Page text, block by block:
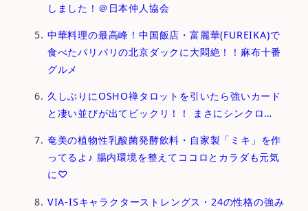
しました！＠日本仲人協会
中華料理の最高峰！中国飯店・富麗華(FUREIKA)で
食べたパリパリの北京ダックに大悶絶！！麻布十番
グルメ
久しぶりにOSHO禅タロットを引いたら強いカード
と凄い並びが出てビックリ！！ まさにシンクロ…
奄美の植物性乳酸菌発酵飲料・自家製「ミキ」を作
ってるよ♪ 腸内環境を整えてココロとカラダも元気
に♡
VIA-ISキャラクターストレングス・24の性格の強み